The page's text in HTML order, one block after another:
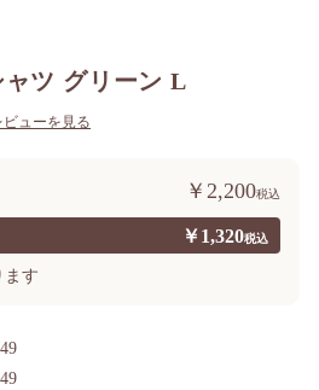
ツ グリーン L
ビューを見る
￥1,320
￥2,200
ます